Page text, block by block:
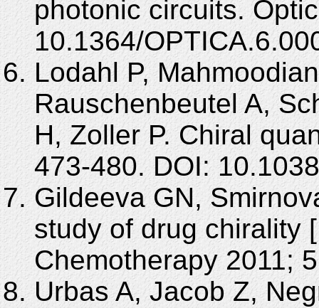
photonic circuits.
10.1364/
Lodahl P,
Rauschenbeutel A,
H, Zoller P. Chiral
473-480. DOI:
Gildeeva GN,
study of drug chirality
Chemotherapy 2011;
Urbas A, Jacob Z,